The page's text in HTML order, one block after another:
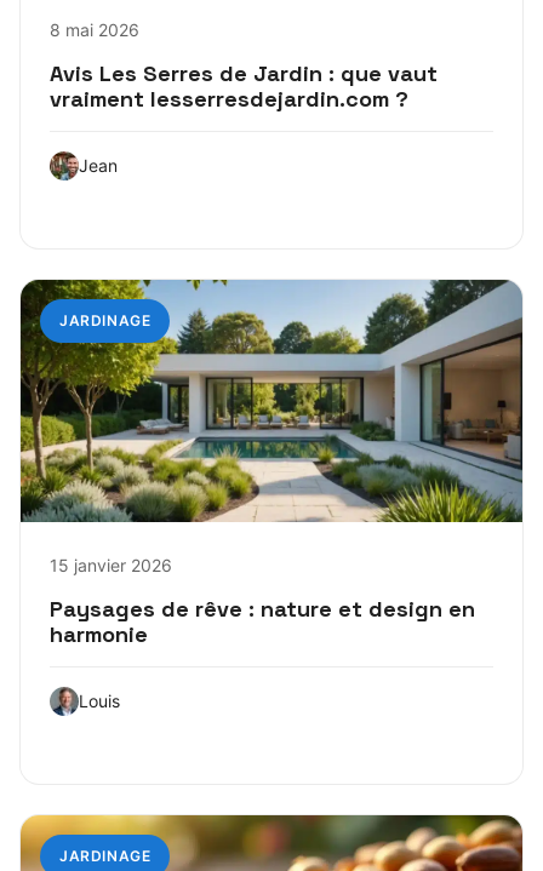
8 mai 2026
Avis Les Serres de Jardin : que vaut
vraiment lesserresdejardin.com ?
Jean
JARDINAGE
15 janvier 2026
Paysages de rêve : nature et design en
harmonie
Louis
JARDINAGE